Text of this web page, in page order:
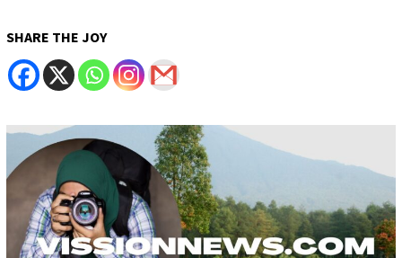
SHARE THE JOY